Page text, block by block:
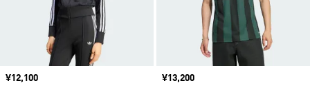
価格
¥12,100
価格
¥13,200